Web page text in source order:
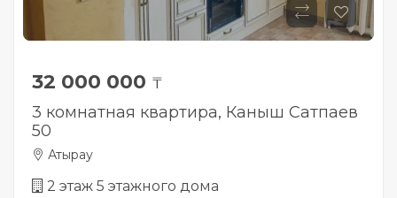
32 000 000 ₸
3 комнатная квартира, Каныш Сатпаев
50
Атырау
2 этаж 5 этажного дома